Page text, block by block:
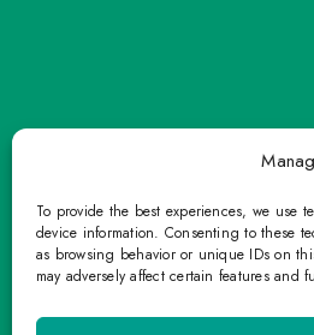
To provide the best experiences, we use
device information. Consenting to these
as browsing behavior or unique IDs on
may adversely affect certain features and
TOP Group